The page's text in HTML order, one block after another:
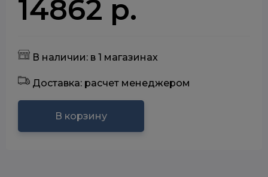
14862 р.
В наличии: в 1 магазинах
Доставка: расчет менеджером
В корзину